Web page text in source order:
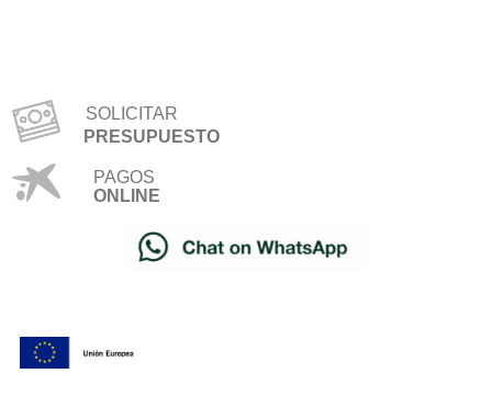
SOLICITAR
PRESUPUESTO
PAGOS
ONLINE